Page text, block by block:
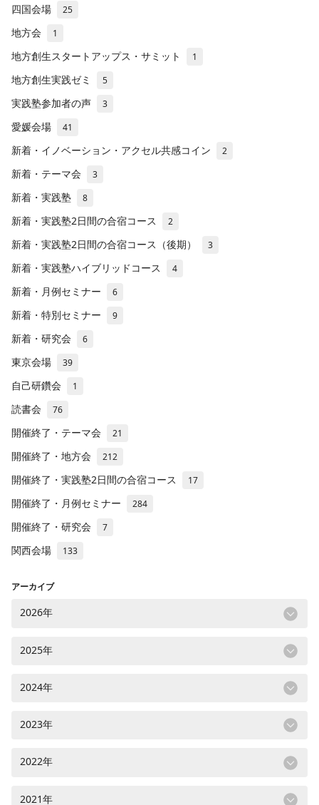
四国会場 25
地方会 1
地方創生スタートアップス・サミット 1
地方創生実践ゼミ 5
実践塾参加者の声 3
愛媛会場 41
新着・イノベーション・アクセル共感コイン 2
新着・テーマ会 3
新着・実践塾 8
新着・実践塾2日間の合宿コース 2
新着・実践塾2日間の合宿コース（後期） 3
新着・実践塾ハイブリッドコース 4
新着・月例セミナー 6
新着・特別セミナー 9
新着・研究会 6
東京会場 39
自己研鑽会 1
読書会 76
開催終了・テーマ会 21
開催終了・地方会 212
開催終了・実践塾2日間の合宿コース 17
開催終了・月例セミナー 284
開催終了・研究会 7
関西会場 133
アーカイブ
2026年
2025年
2024年
2023年
2022年
2021年